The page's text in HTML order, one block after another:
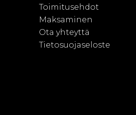
Toimitusehdot
Maksaminen
Ota yhteyttä
Tietosuojaseloste